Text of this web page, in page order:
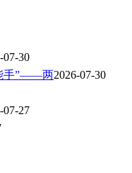
07-30
手”——两2026-07-30
07-27